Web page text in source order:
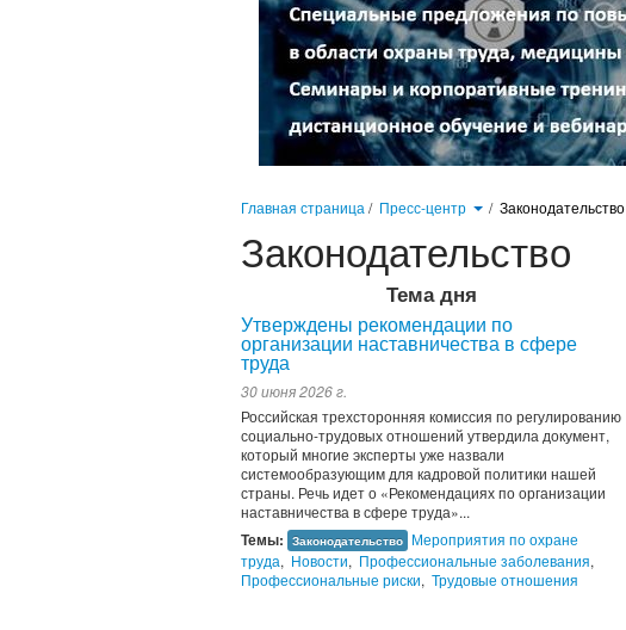
Главная страница / Пресс-центр / Законодательство
Законодательство
Тема дня
Утверждены рекомендации по
организации наставничества в сфере
труда
30 июня 2026 г.
Российская трехсторонняя комиссия по регулированию
социально-трудовых отношений утвердила документ,
который многие эксперты уже назвали
системообразующим для кадровой политики нашей
страны. Речь идет о «Рекомендациях по организации
наставничества в сфере труда»...
Темы: Законодательство Мероприятия по охране
труда, Новости, Профессиональные заболевания,
Профессиональные риски, Трудовые отношения